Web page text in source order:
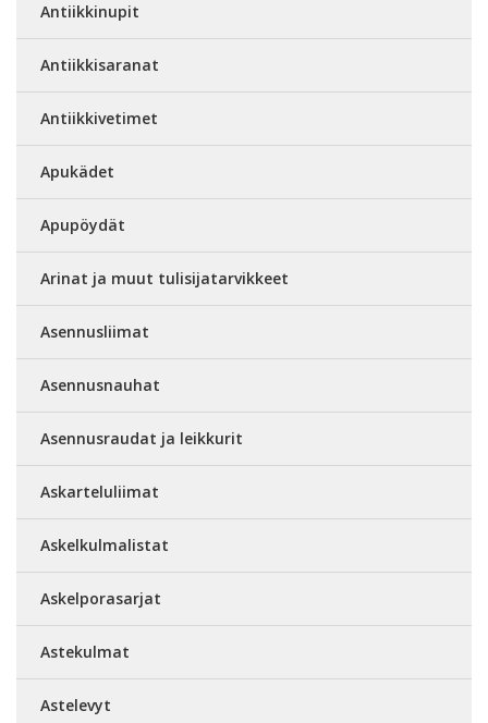
Antiikkinupit
Antiikkisaranat
Antiikkivetimet
Apukädet
Apupöydät
Arinat ja muut tulisijatarvikkeet
Asennusliimat
Asennusnauhat
Asennusraudat ja leikkurit
Askarteluliimat
Askelkulmalistat
Askelporasarjat
Astekulmat
Astelevyt